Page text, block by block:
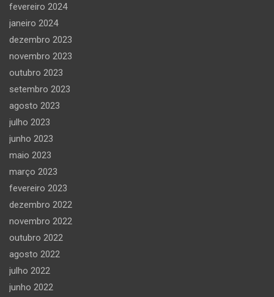
fevereiro 2024
janeiro 2024
dezembro 2023
novembro 2023
outubro 2023
setembro 2023
agosto 2023
julho 2023
junho 2023
maio 2023
março 2023
fevereiro 2023
dezembro 2022
novembro 2022
outubro 2022
agosto 2022
julho 2022
junho 2022